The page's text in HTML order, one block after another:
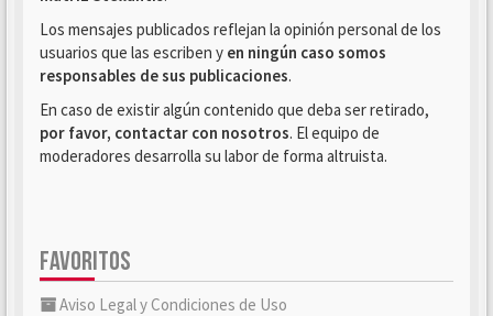
Los mensajes publicados reflejan la opinión personal de los
usuarios que las escriben y en ningún caso somos
responsables de sus publicaciones.
En caso de existir algún contenido que deba ser retirado,
por favor, contactar con nosotros. El equipo de
moderadores desarrolla su labor de forma altruista.
FAVORITOS
Aviso Legal y Condiciones de Uso